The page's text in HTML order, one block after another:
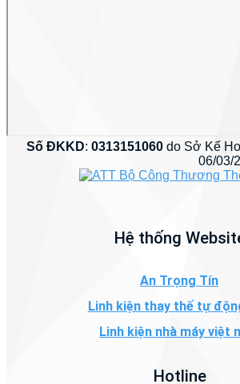
Số ĐKKD:0313151060 do Sở Kế
06/03/
Hệ thống
An Trọng Tín
Linh kiện thay thế tự
Linh kiện nhà máy việt
Hotline